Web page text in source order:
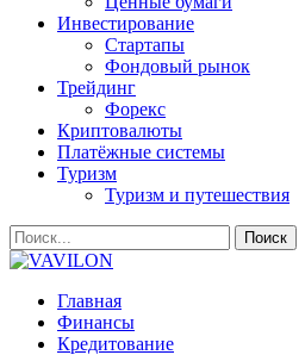
Инвестирование
Стартапы
Фондовый рынок
Трейдинг
Форекс
Криптовалюты
Платёжные системы
Туризм
Туризм и путешествия
Главная
Финансы
Кредитование